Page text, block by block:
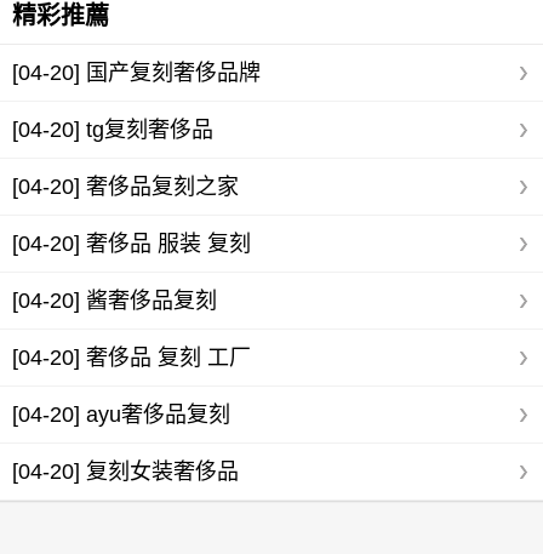
精彩推薦
[04-20] 国产复刻奢侈品牌
[04-20] tg复刻奢侈品
[04-20] 奢侈品复刻之家
[04-20] 奢侈品 服装 复刻
[04-20] 酱奢侈品复刻
[04-20] 奢侈品 复刻 工厂
[04-20] ayu奢侈品复刻
[04-20] 复刻女装奢侈品